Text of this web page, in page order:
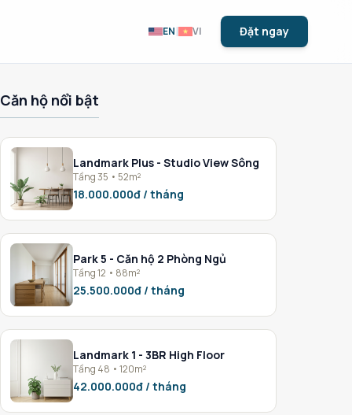
EN| VI Đặt ngay
Căn hộ nổi bật
Landmark Plus - Studio View Sông
Tầng 35 • 52m²
18.000.000đ / tháng
Park 5 - Căn hộ 2 Phòng Ngủ
Tầng 12 • 88m²
25.500.000đ / tháng
Landmark 1 - 3BR High Floor
Tầng 48 • 120m²
42.000.000đ / tháng